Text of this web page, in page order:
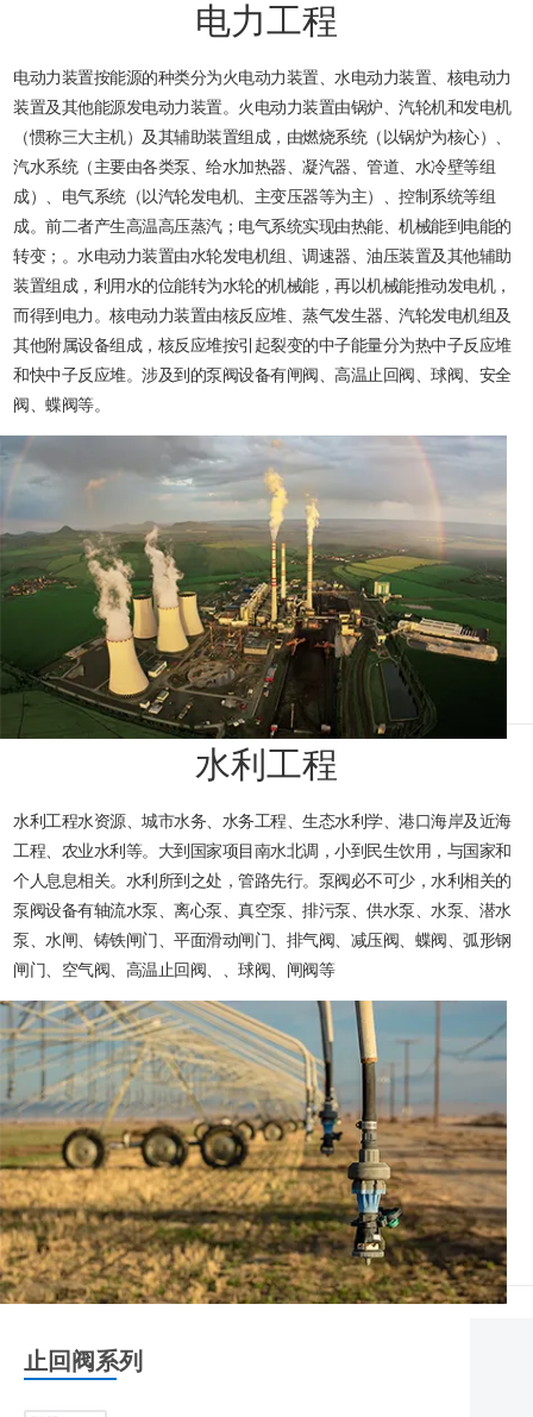
电力工程
电动力装置按能源的种类分为火电动力装置、水电动力装置、核电动力
装置及其他能源发电动力装置。火电动力装置由锅炉、汽轮机和发电机
（惯称三大主机）及其辅助装置组成，由燃烧系统（以锅炉为核心）、
汽水系统（主要由各类泵、给水加热器、凝汽器、管道、水冷壁等组
成）、电气系统（以汽轮发电机、主变压器等为主）、控制系统等组
成。前二者产生高温高压蒸汽；电气系统实现由热能、机械能到电能的
转变；。水电动力装置由水轮发电机组、调速器、油压装置及其他辅助
装置组成，利用水的位能转为水轮的机械能，再以机械能推动发电机，
而得到电力。核电动力装置由核反应堆、蒸气发生器、汽轮发电机组及
其他附属设备组成，核反应堆按引起裂变的中子能量分为热中子反应堆
和快中子反应堆。涉及到的泵阀设备有闸阀、高温止回阀、球阀、安全
阀、蝶阀等。
水利工程
水利工程水资源、城市水务、水务工程、生态水利学、港口海岸及近海
工程、农业水利等。大到国家项目南水北调，小到民生饮用，与国家和
个人息息相关。水利所到之处，管路先行。泵阀必不可少，水利相关的
泵阀设备有轴流水泵、离心泵、真空泵、排污泵、供水泵、水泵、潜水
泵、水闸、铸铁闸门、平面滑动闸门、排气阀、减压阀、蝶阀、弧形钢
闸门、空气阀、高温止回阀、、球阀、闸阀等
止回阀系列